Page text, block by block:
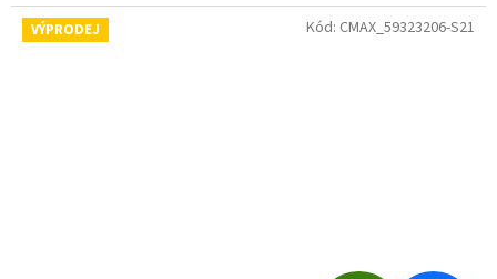
VÝPRODEJ Kód: CMAX_59323206-S21